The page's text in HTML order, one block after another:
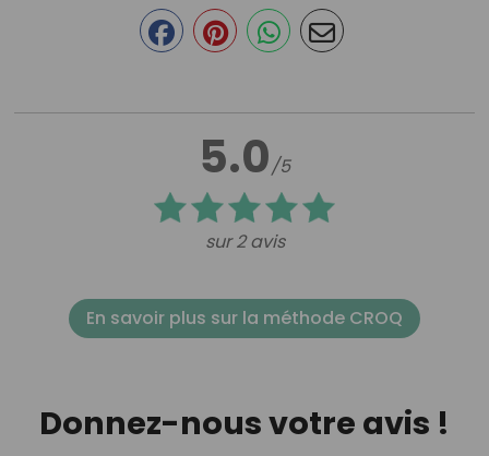
5.0/5
sur 2 avis
En savoir plus sur la méthode CROQ
Donnez-nous votre avis !